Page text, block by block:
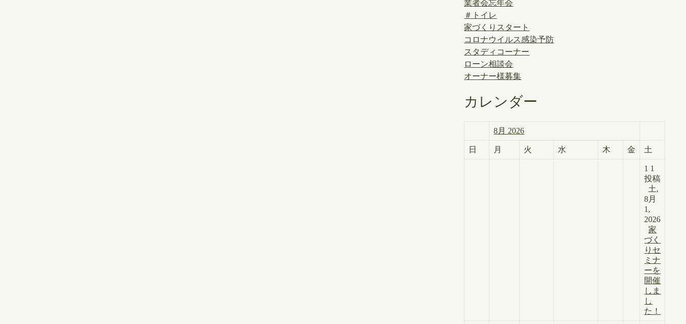
業者会忘年会
＃トイレ
家づくりスタート
コロナウイルス感染予防
スタディコーナー
ローン相談会
オーナー様募集
カレンダー
8月 2026
日 月 火 水 木 金 土
1 1
投稿
土,
8月
1,
2026
家
づく
りセ
ミナ
ーを
開催
しま
し
た！